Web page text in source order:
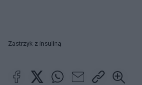
Zastrzyk z insuliną